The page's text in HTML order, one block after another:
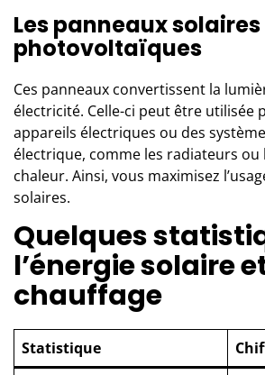
Les panneaux solaires
photovoltaïques
Ces panneaux convertissent la
électricité. Celle-ci peut être utilisée
appareils électriques ou des
électrique, comme les radiateurs ou
chaleur. Ainsi, vous maximisez
solaires.
Quelques
l’énergie solaire
chauffage
Statistique